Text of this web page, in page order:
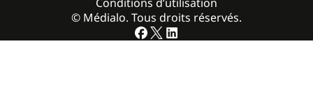
© Médialo. Tous droits réservés.